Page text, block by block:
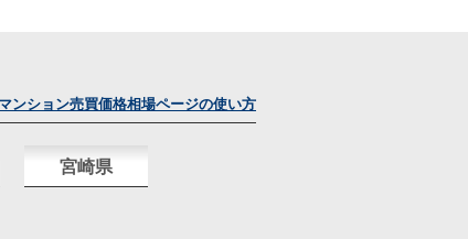
マンション売買価格相場ページの使い方
宮崎県